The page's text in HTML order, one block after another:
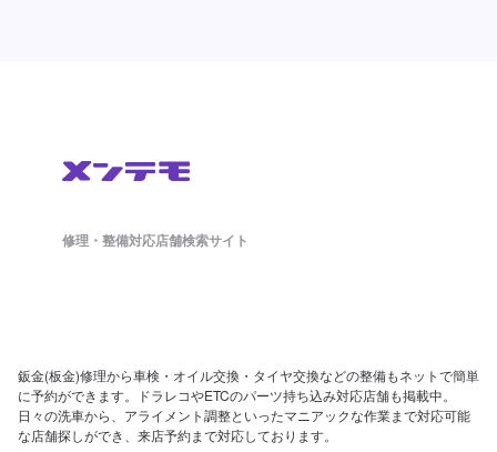
修理・整備対応店舗検索サイト
鈑金(板金)修理から車検・オイル交換・タイヤ交換などの整備もネットで簡単
に予約ができます。ドラレコやETCのパーツ持ち込み対応店舗も掲載中。
日々の洗車から、アライメント調整といったマニアックな作業まで対応可能
な店舗探しができ、来店予約まで対応しております。